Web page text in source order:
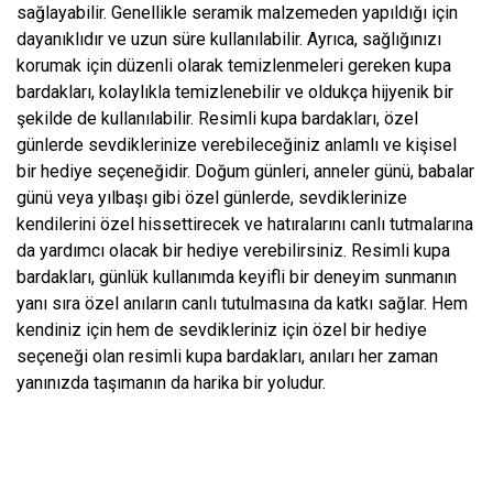
sağlayabilir. Genellikle seramik malzemeden yapıldığı için
dayanıklıdır ve uzun süre kullanılabilir. Ayrıca, sağlığınızı
korumak için düzenli olarak temizlenmeleri gereken kupa
bardakları, kolaylıkla temizlenebilir ve oldukça hijyenik bir
şekilde de kullanılabilir. Resimli kupa bardakları, özel
günlerde sevdiklerinize verebileceğiniz anlamlı ve kişisel
bir hediye seçeneğidir. Doğum günleri, anneler günü, babalar
günü veya yılbaşı gibi özel günlerde, sevdiklerinize
kendilerini özel hissettirecek ve hatıralarını canlı tutmalarına
da yardımcı olacak bir hediye verebilirsiniz. Resimli kupa
bardakları, günlük kullanımda keyifli bir deneyim sunmanın
yanı sıra özel anıların canlı tutulmasına da katkı sağlar. Hem
kendiniz için hem de sevdikleriniz için özel bir hediye
seçeneği olan resimli kupa bardakları, anıları her zaman
yanınızda taşımanın da harika bir yoludur.